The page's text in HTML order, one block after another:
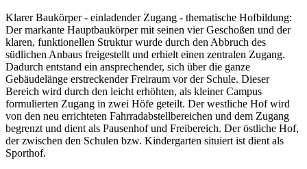
Klarer Baukörper - einladender Zugang - thematische Hofbildung:
Der markante Hauptbaukörper mit seinen vier Geschoßen und der
klaren, funktionellen Struktur wurde durch den Abbruch des
südlichen Anbaus freigestellt und erhielt einen zentralen Zugang.
Dadurch entstand ein ansprechender, sich über die ganze
Gebäudelänge erstreckender Freiraum vor der Schule. Dieser
Bereich wird durch den leicht erhöhten, als kleiner Campus
formulierten Zugang in zwei Höfe geteilt. Der westliche Hof wird
von den neu errichteten Fahrradabstellbereichen und dem Zugang
begrenzt und dient als Pausenhof und Freibereich. Der östliche Hof,
der zwischen den Schulen bzw. Kindergarten situiert ist dient als
Sporthof.